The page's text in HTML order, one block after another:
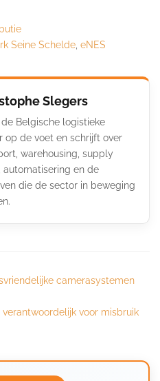
Seine Schelde, eNES
Slegers
Belgische logistieke
op de voet en schrijft over
warehousing, supply
automatisering en de
die de sector in beweging
camerasystemen
voor misbruik